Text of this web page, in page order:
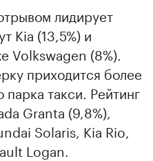
лидирует
Kia (13,5%) и
Volkswagen (8%).
приходится более
такси. Рейтинг
Granta (9,8%),
Solaris, Kia Rio,
Logan.